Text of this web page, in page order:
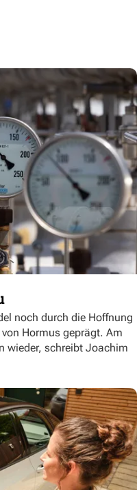
noch durch die Hoffnung
Hormus geprägt. Am
wieder, schreibt Joachim